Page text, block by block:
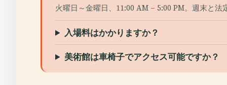
火曜日～金曜日、11:00 AM – 5:00 PM。週末と法
入場料はかかりますか？
美術館は車椅子でアクセス可能ですか？